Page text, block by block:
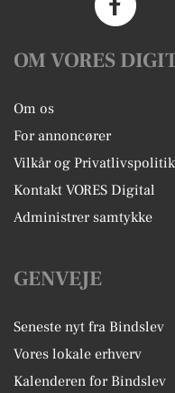
OM VORES
Om os
For annoncører
Vilkår og Privatlivspolitik
Kontakt VORES Digital
Administrer samtykke
GENVEJE
Seneste nyt fra Bindslev
Vores lokale erhverv
Kalenderen for Bindslev